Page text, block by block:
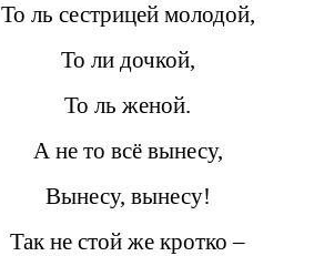
То ль сестрицей молодой,
То ли дочкой,
То ль женой.
А не то всё вынесу,
Вынесу, вынесу!
Так не стой же кротко –